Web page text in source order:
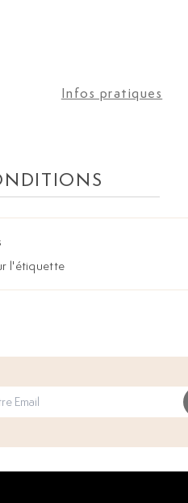
Infos pratiques
l'étiquette